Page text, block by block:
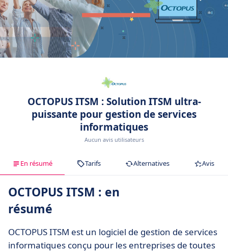
OCTOPUS ITSM : Solution ITSM ultra-
puissante pour gestion de services
informatiques
Aucun avis utilisateurs
En résumé Tarifs Alternatives Avis
OCTOPUS ITSM : en
résumé
OCTOPUS ITSM est un logiciel de gestion de services
informatiques conçu pour les entreprises de toutes